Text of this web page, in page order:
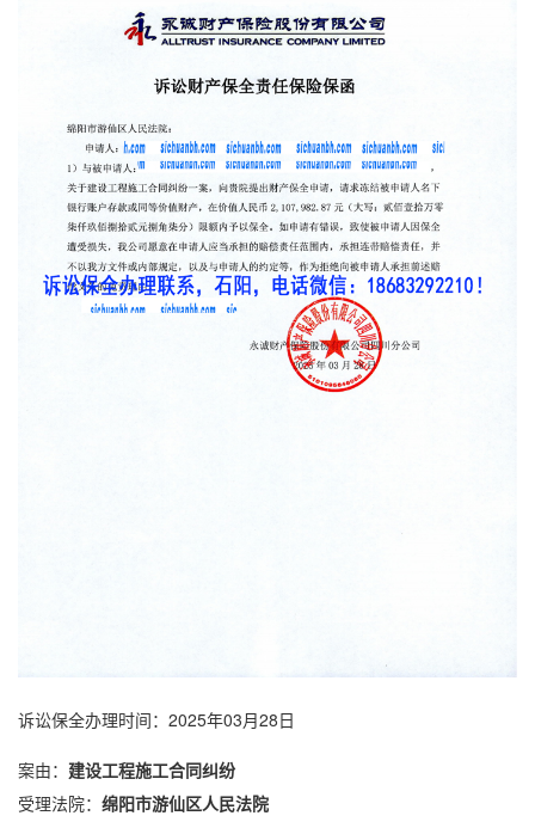
诉讼保全办理时间：2025年03月28日
案由： 建设工程施工合同纠纷
受理法院： 绵阳市游仙区人民法院